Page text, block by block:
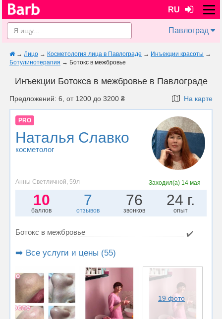
RU
Павлоград
→ Лицо → Косметология лица в Павлограде → Инъекции красоты →
Ботулинотерапия → Ботокс в межбровье
Инъекции Ботокса в межбровье в Павлограде
Предложений: 6, от 1200 до 3200 ₴ На карте
PRO
Наталья Славко
косметолог
Анны Светличной, 59л Заходил(а) 14 мая
10
баллов
7
отзывов
76
звонков
24 г.
опыт
Ботокс в межбровье ✔️
➡️ Все услуги и цены (55)
19 фото